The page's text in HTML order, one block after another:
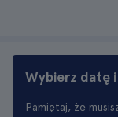
Wybierz datę
Pamiętaj, że